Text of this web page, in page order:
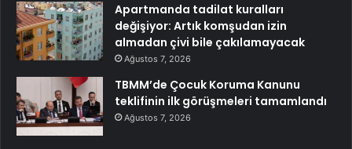
Apartmanda tadilat kuralları
değişiyor: Artık komşudan izin
almadan çivi bile çakılamayacak
Ağustos 7, 2026
TBMM’de Çocuk Koruma Kanunu
teklifinin ilk görüşmeleri tamamlandı
Ağustos 7, 2026